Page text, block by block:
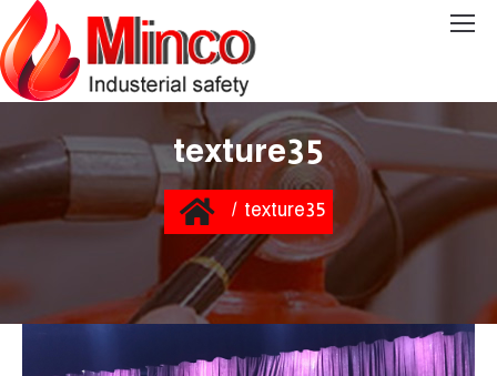
texture35
You are here: Home texture35